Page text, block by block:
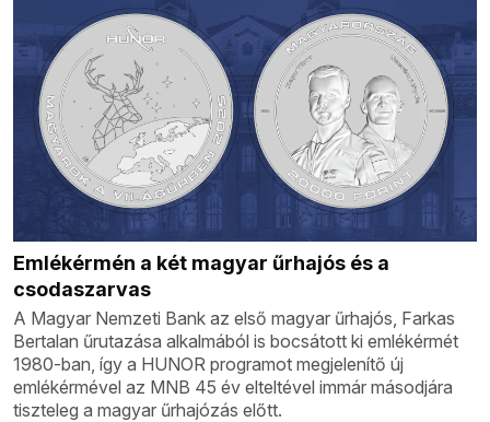
Emlékérmén a két magyar űrhajós és a
csodaszarvas
A Magyar Nemzeti Bank az első magyar űrhajós, Farkas
Bertalan űrutazása alkalmából is bocsátott ki emlékérmét
1980-ban, így a HUNOR programot megjelenítő új
emlékérmével az MNB 45 év elteltével immár másodjára
tiszteleg a magyar űrhajózás előtt.